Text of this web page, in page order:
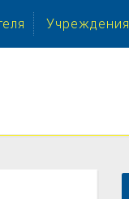
Учреждения